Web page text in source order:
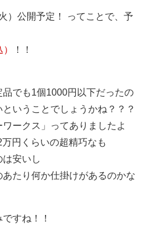
）公開予定！ ってことで、予
！！
でも1個1000円以下だったの
いうことでしょうかね？？？
ークス」ってありましたよ
円くらいの超精巧なも
安いし
たり何か仕掛けがあるのかな
すね！！